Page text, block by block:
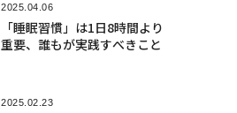
2025.04.06
「睡眠習慣」は1日8時間より
重要、誰もが実践すべきこと
2025.02.23